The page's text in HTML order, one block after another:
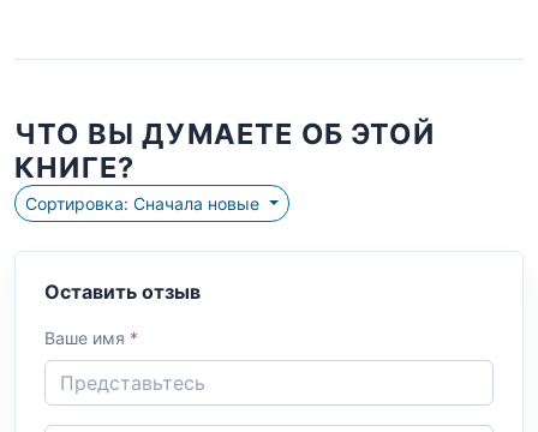
ЧТО ВЫ ДУМАЕТЕ ОБ ЭТОЙ
КНИГЕ?
Сортировка: Сначала новые
Оставить отзыв
Ваше имя *